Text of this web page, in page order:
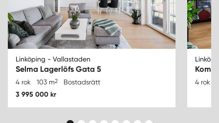
Linköping - Vallastaden
Selma Lagerlöfs Gata 5
4 rok 103 m2 Bostadsrätt
3 995 000 kr
4 rok